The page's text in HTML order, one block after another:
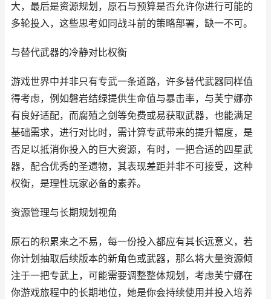
大，最后是资源规划，原石与预算是否允许你进行可能的
多轮投入，这些思考如同战斗前的策略部署，缺一不可。
与替代武器的冷静对比权衡
游戏世界中并非只有专武一条道路，许多替代武器同样值
得考虑，例如磐岩结绿提供生命值与暴击率，与芙宁娜亦
有良好适配，而腐殖之剑等免费或易获取武器，也能满足
基础需求，进行对比时，需计算专武带来的提升幅度，是
否足以抵消你投入的巨大资源，有时，一把合适的四星武
器，配合优秀的圣遗物，其表现差距并非不可接受，这种
权衡，是理性玩家必备的素养。
资源管理与长期规划视角
原石的积累来之不易，每一份投入都应有其长远意义，若
你计划抽取后续版本的新角色或武器，那么将大量资源倾
注于一把专武上，可能需要调整整体规划，考虑芙宁娜在
你游戏旅程中的长期地位，她是你会持续使用并投入培养